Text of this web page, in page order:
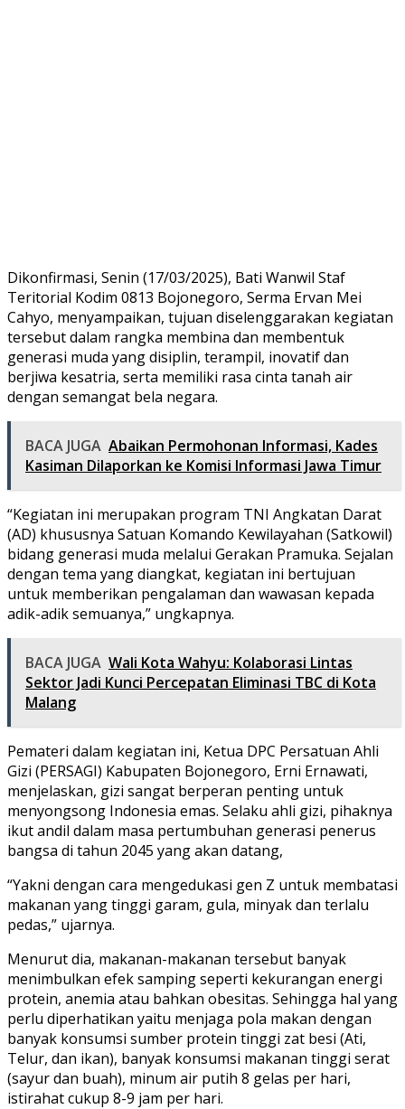
Dikonfirmasi, Senin (17/03/2025), Bati Wanwil Staf
Teritorial Kodim 0813 Bojonegoro, Serma Ervan Mei
Cahyo, menyampaikan, tujuan diselenggarakan kegiatan
tersebut dalam rangka membina dan membentuk
generasi muda yang disiplin, terampil, inovatif dan
berjiwa kesatria, serta memiliki rasa cinta tanah air
dengan semangat bela negara.
BACA JUGA Abaikan Permohonan Informasi, Kades
Kasiman Dilaporkan ke Komisi Informasi Jawa Timur
“Kegiatan ini merupakan program TNI Angkatan Darat
(AD) khususnya Satuan Komando Kewilayahan (Satkowil)
bidang generasi muda melalui Gerakan Pramuka. Sejalan
dengan tema yang diangkat, kegiatan ini bertujuan
untuk memberikan pengalaman dan wawasan kepada
adik-adik semuanya,” ungkapnya.
BACA JUGA Wali Kota Wahyu: Kolaborasi Lintas
Sektor Jadi Kunci Percepatan Eliminasi TBC di Kota
Malang
Pemateri dalam kegiatan ini, Ketua DPC Persatuan Ahli
Gizi (PERSAGI) Kabupaten Bojonegoro, Erni Ernawati,
menjelaskan, gizi sangat berperan penting untuk
menyongsong Indonesia emas. Selaku ahli gizi, pihaknya
ikut andil dalam masa pertumbuhan generasi penerus
bangsa di tahun 2045 yang akan datang,
“Yakni dengan cara mengedukasi gen Z untuk membatasi
makanan yang tinggi garam, gula, minyak dan terlalu
pedas,” ujarnya.
Menurut dia, makanan-makanan tersebut banyak
menimbulkan efek samping seperti kekurangan energi
protein, anemia atau bahkan obesitas. Sehingga hal yang
perlu diperhatikan yaitu menjaga pola makan dengan
banyak konsumsi sumber protein tinggi zat besi (Ati,
Telur, dan ikan), banyak konsumsi makanan tinggi serat
(sayur dan buah), minum air putih 8 gelas per hari,
istirahat cukup 8-9 jam per hari.